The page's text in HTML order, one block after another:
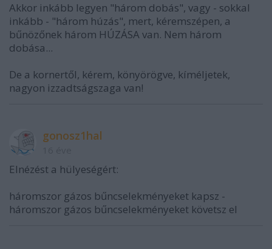
Akkor inkább legyen "három dobás", vagy - sokkal
inkább - "három húzás", mert, kéremszépen, a
bűnözőnek három HÚZÁSA van. Nem három
dobása...
De a kornertől, kérem, könyörögve, kíméljetek,
nagyon izzadtságszaga van!
gonosz1hal
Elnézést a hülyeségért:
háromszor gázos bűncselekményeket kapsz -
háromszor gázos bűncselekményeket követsz el